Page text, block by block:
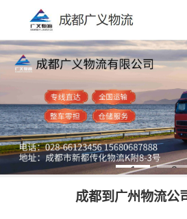
1 2
成都到广州物流公